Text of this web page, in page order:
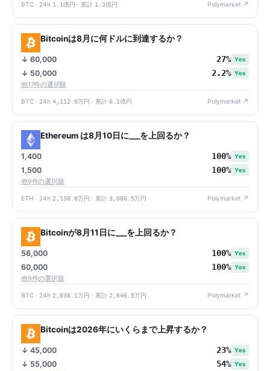
BTC · 24h 1.1億円 · 累計 1.3億円 Polymarket ↗
Bitcoinは8月に何ドルに到達するか？
↓ 60,000 27% Yes
↓ 50,000 2.2% Yes
他17件の選択肢
BTC · 24h 4,112.0万円 · 累計 6.1億円 Polymarket ↗
Ethereum は8月10日に___を上回るか？
1,400 100% Yes
1,500 100% Yes
他9件の選択肢
ETH · 24h 2,138.8万円 · 累計 3,086.5万円 Polymarket ↗
Bitcoinが8月11日に___を上回るか？
56,000 100% Yes
60,000 100% Yes
他9件の選択肢
BTC · 24h 2,038.1万円 · 累計 2,646.9万円 Polymarket ↗
Bitcoinは2026年にいくらまで上昇するか？
↓ 45,000 23% Yes
↓ 55,000 54% Yes